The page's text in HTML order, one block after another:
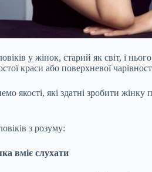
у жінок, старий як світ, і
краси або поверхневої
якості, які здатні зробити
з розуму:
вміє слухати